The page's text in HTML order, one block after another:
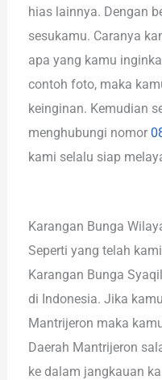
hias lainnya. Dengan
sesukamu. Caranya
apa yang kamu
contoh foto, maka
keinginan. Kemudian
menghubungi nomor
kami selalu siap
Karangan Bunga
Seperti yang telah
Karangan Bunga
di Indonesia. Jika
Mantrijeron maka
Daerah Mantrijeron
ke dalam jangkauan